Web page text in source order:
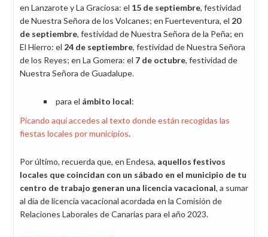
en Lanzarote y La Graciosa: el 15 de septiembre, festividad
de Nuestra Señora de los Volcanes; en Fuerteventura, el 20
de septiembre, festividad de Nuestra Señora de la Peña; en
El Hierro: el 24 de septiembre, festividad de Nuestra Señora
de los Reyes; en La Gomera: el 7 de octubre, festividad de
Nuestra Señora de Guadalupe.
para el ámbito local:
Picando aquí accedes al texto donde están recogidas las
fiestas locales por municipios.
Por último, recuerda que, en Endesa, aquellos festivos
locales que coincidan con un sábado en el municipio de tu
centro de trabajo generan una licencia vacacional, a sumar
al día de licencia vacacional acordada en la Comisión de
Relaciones Laborales de Canarias para el año 2023.